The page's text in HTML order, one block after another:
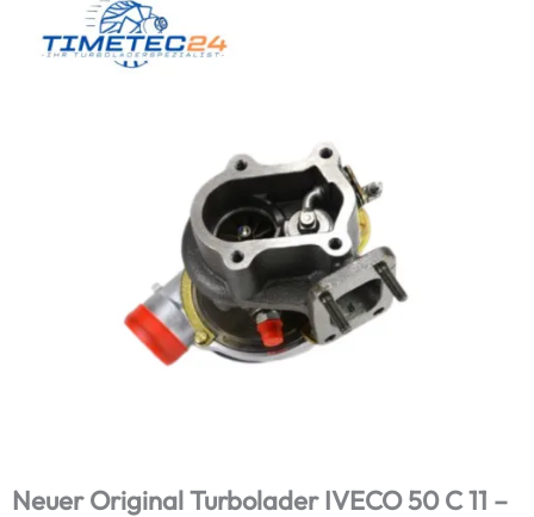
Neuer Original Turbolader IVECO 50 C 11 –